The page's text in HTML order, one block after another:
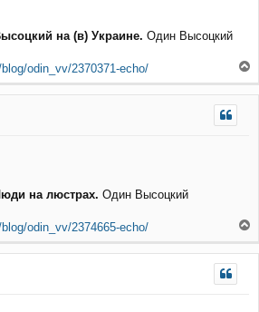
на (в) Украине. Один Высоцкий
odin_vv/2370371-echo/
о
г
на люстрах. Один Высоцкий
odin_vv/2374665-echo/
г